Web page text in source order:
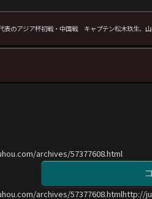
表のアジア杯初戦・中国戦 キャプテン松木玖生、
archives/57377608.html
archives/57377608.htmlhttp://